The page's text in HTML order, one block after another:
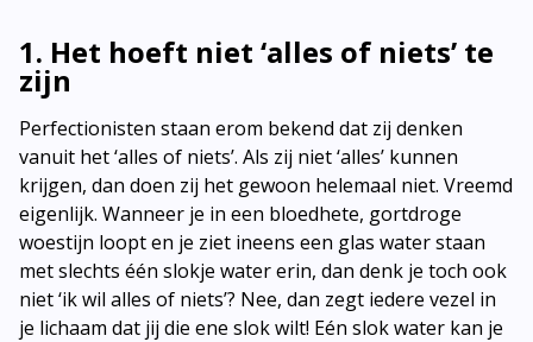
1. Het hoeft niet ‘alles of niets’ te
zijn
Perfectionisten staan erom bekend dat zij denken
vanuit het ‘alles of niets’. Als zij niet ‘alles’ kunnen
krijgen, dan doen zij het gewoon helemaal niet. Vreemd
eigenlijk. Wanneer je in een bloedhete, gortdroge
woestijn loopt en je ziet ineens een glas water staan
met slechts één slokje water erin, dan denk je toch ook
niet ‘ik wil alles of niets’? Nee, dan zegt iedere vezel in
je lichaam dat jij die ene slok wilt! Eén slok water kan je